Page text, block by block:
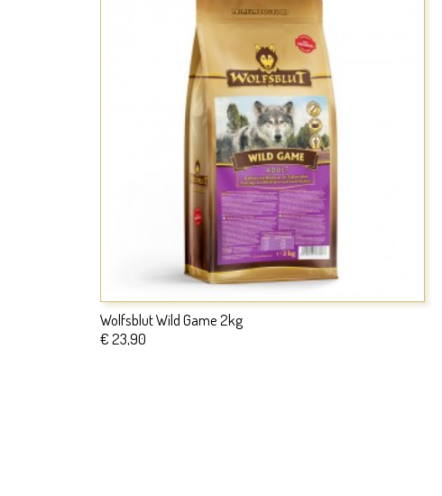
Wolfsblut Wild Game 2kg
€ 23,90